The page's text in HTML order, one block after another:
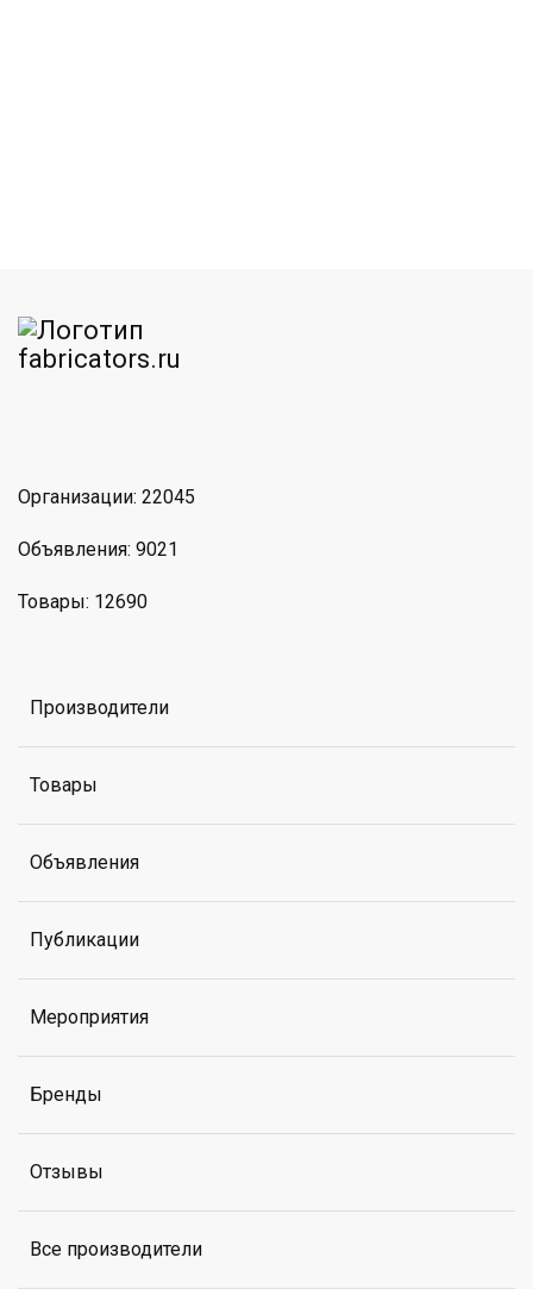
Организации: 22045
Объявления: 9021
Товары: 12690
Производители
Товары
Объявления
Публикации
Мероприятия
Бренды
Отзывы
Все производители